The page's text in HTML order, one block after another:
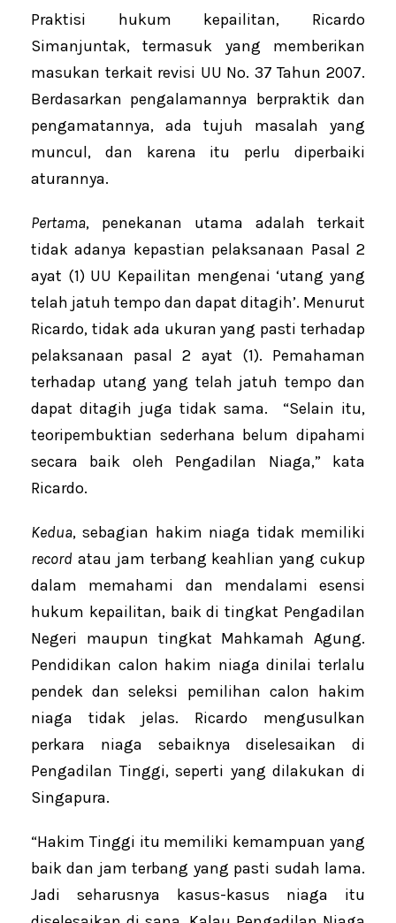
Praktisi hukum kepailitan, Ricardo
Simanjuntak, termasuk yang memberikan
masukan terkait revisi UU No. 37 Tahun 2007.
Berdasarkan pengalamannya berpraktik dan
pengamatannya, ada tujuh masalah yang
muncul, dan karena itu perlu diperbaiki
aturannya.
Pertama, penekanan utama adalah terkait
tidak adanya kepastian pelaksanaan Pasal 2
ayat (1) UU Kepailitan mengenai ‘utang yang
telah jatuh tempo dan dapat ditagih’. Menurut
Ricardo, tidak ada ukuran yang pasti terhadap
pelaksanaan pasal 2 ayat (1). Pemahaman
terhadap utang yang telah jatuh tempo dan
dapat ditagih juga tidak sama. “Selain itu,
teoripembuktian sederhana belum dipahami
secara baik oleh Pengadilan Niaga,” kata
Ricardo.
Kedua, sebagian hakim niaga tidak memiliki
record atau jam terbang keahlian yang cukup
dalam memahami dan mendalami esensi
hukum kepailitan, baik di tingkat Pengadilan
Negeri maupun tingkat Mahkamah Agung.
Pendidikan calon hakim niaga dinilai terlalu
pendek dan seleksi pemilihan calon hakim
niaga tidak jelas. Ricardo mengusulkan
perkara niaga sebaiknya diselesaikan di
Pengadilan Tinggi, seperti yang dilakukan di
Singapura.
“Hakim Tinggi itu memiliki kemampuan yang
baik dan jam terbang yang pasti sudah lama.
Jadi seharusnya kasus-kasus niaga itu